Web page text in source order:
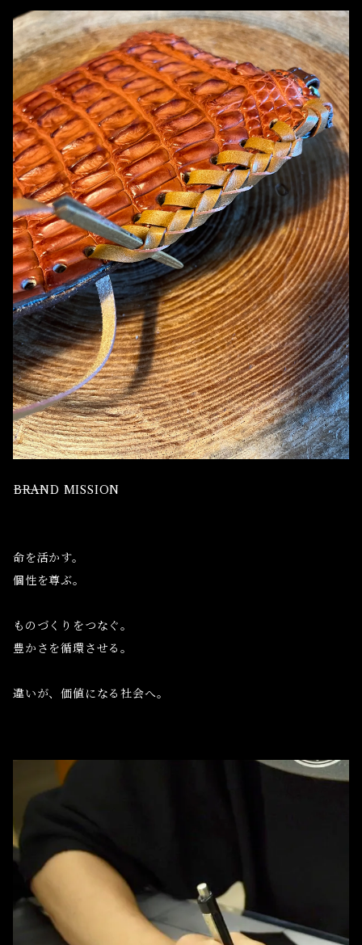
⸻BRAND MISSION
命を活かす。
個性を尊ぶ。
ものづくりをつなぐ。
豊かさを循環させる。
違いが、価値になる社会へ。